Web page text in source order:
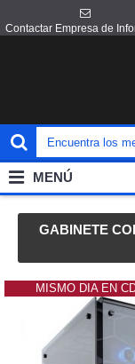
Contactar Empresa de
MENÚ
GABINETE
MISMO DIA EN